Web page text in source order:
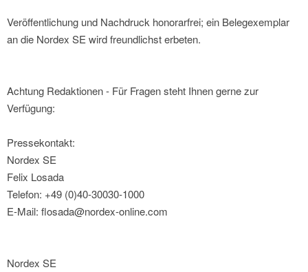
Veröffentlichung und Nachdruck honorarfrei; ein Belegexemplar
an die Nordex SE wird freundlichst erbeten.
Achtung Redaktionen - Für Fragen steht Ihnen gerne zur
Verfügung:
Pressekontakt:
Nordex SE
Felix Losada
Telefon: +49 (0)40-30030-1000
E-Mail: flosada@nordex-online.com
Nordex SE